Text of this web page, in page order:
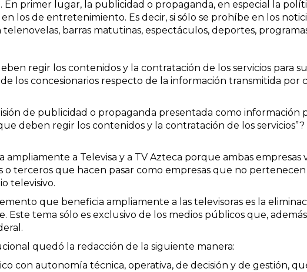
En primer lugar, la publicidad o propaganda, en especial la
los de entretenimiento. Es decir, si sólo se prohíbe en los
barras matutinas, espectáculos, deportes,
regir los contenidos y la contratación de los servicios para
los concesionarios respecto de la información transmitida por
de publicidad o propaganda presentada como información
deben regir los contenidos y la contratación de los
a Televisa y a TV Azteca porque ambas
o terceros que hacen pasar como empresas que no
televisivo.
que beneficia ampliamente a las televisoras es la
Este tema sólo es exclusivo de los medios públicos que,
quedó la redacción de la siguiente manera:
con autonomía técnica, operativa, de decisión y de gestión,